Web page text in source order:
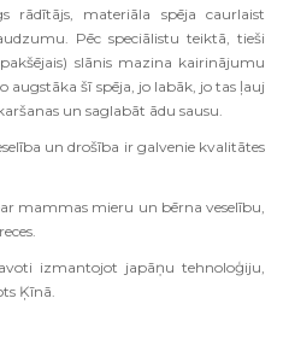
rādītājs, materiāla spēja caurlaist
Pēc speciālistu teiktā, tieši
slānis mazina kairinājumu
augstāka šī spēja, jo labāk, jo tas ļauj
un saglabāt ādu sausu.
un drošība ir galvenie kvalitātes
mammas mieru un bērna veselību,
izmantojot japāņu tehnoloģiju,
Ķīnā.